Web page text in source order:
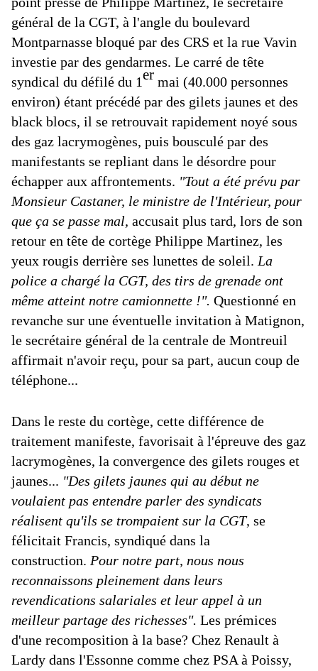
général de la CGT, à l'angle du boulevard
Montparnasse bloqué par des CRS et la rue Vavin
investie par des gendarmes. Le carré de tête
syndical du défilé du 1er mai (40.000 personnes
environ) étant précédé par des gilets jaunes et des
black blocs, il se retrouvait rapidement noyé sous
des gaz lacrymogènes, puis bousculé par des
manifestants se repliant dans le désordre pour
échapper aux affrontements. "Tout a été prévu par
Monsieur Castaner, le ministre de l'Intérieur, pour
que ça se passe mal, accusait plus tard, lors de son
retour en tête de cortège Philippe Martinez, les
yeux rougis derrière ses lunettes de soleil. La
police a chargé la CGT, des tirs de grenade ont
même atteint notre camionnette !". Questionné en
revanche sur une éventuelle invitation à Matignon,
le secrétaire général de la centrale de Montreuil
affirmait n'avoir reçu, pour sa part, aucun coup de
téléphone...
Dans le reste du cortège, cette différence de
traitement manifeste, favorisait à l'épreuve des gaz
lacrymogènes, la convergence des gilets rouges et
jaunes... "Des gilets jaunes qui au début ne
voulaient pas entendre parler des syndicats
réalisent qu'ils se trompaient sur la CGT, se
félicitait Francis, syndiqué dans la
construction. Pour notre part, nous nous
reconnaissons pleinement dans leurs
revendications salariales et leur appel à un
meilleur partage des richesses". Les prémices
d'une recomposition à la base? Chez Renault à
Lardy dans l'Essonne comme chez PSA à Poissy,